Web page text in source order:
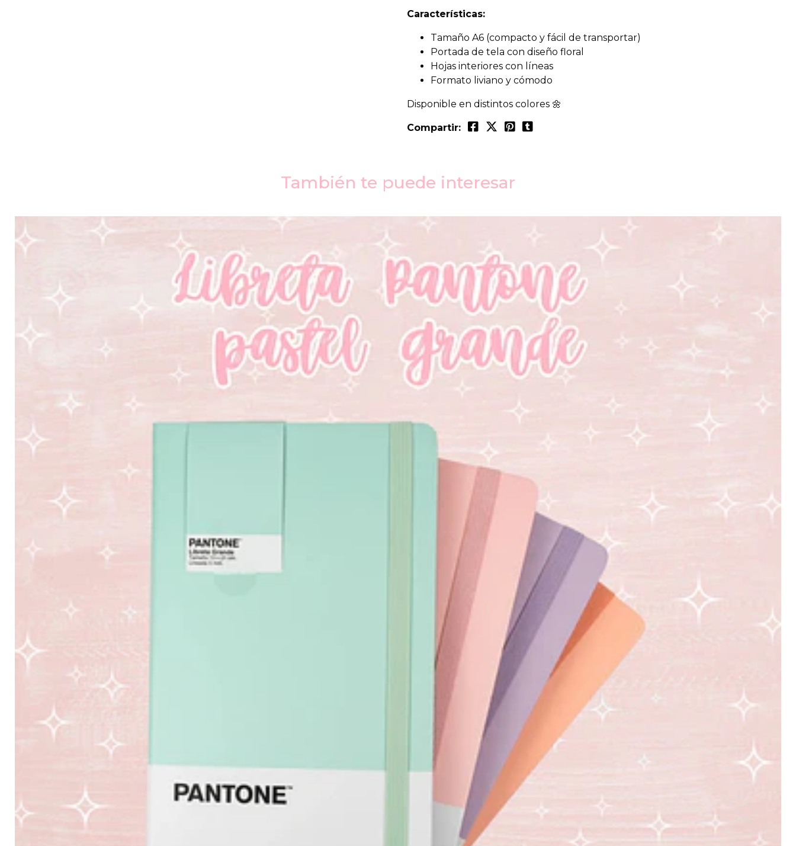
Características:
Tamaño A6 (compacto y fácil de transportar)
Portada de tela con diseño floral
Hojas interiores con líneas
Formato liviano y cómodo
Disponible en distintos colores 🌼
Compartir:
También te puede interesar